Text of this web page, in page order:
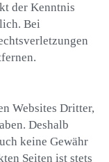
der Kenntnis
Bei
Websites Dritter,
Deshalb
keine Gewähr
Seiten ist stets